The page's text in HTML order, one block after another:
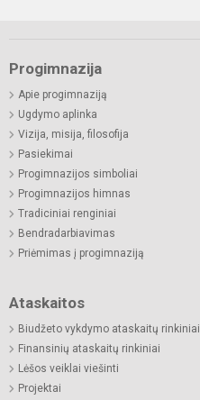
Progimnazija
Apie progimnaziją
Ugdymo aplinka
Vizija, misija, filosofija
Pasiekimai
Progimnazijos simboliai
Progimnazijos himnas
Tradiciniai renginiai
Bendradarbiavimas
Priėmimas į progimnaziją
Ataskaitos
Biudžeto vykdymo ataskaitų rinkiniai
Finansinių ataskaitų rinkiniai
Lėšos veiklai viešinti
Projektai